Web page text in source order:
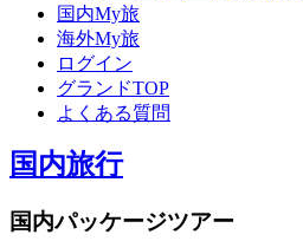
国内My旅
海外My旅
ログイン
グランドTOP
よくある質問
国内旅行
国内パッケージツアー